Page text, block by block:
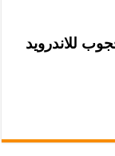
للاندرويد